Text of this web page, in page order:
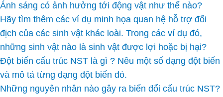
Ánh sáng có ảnh hưởng tới động vật như thế nào?
Hãy tìm thêm các ví dụ minh họa quan hệ hỗ trợ đối
địch của các sinh vật khác loài. Trong các ví dụ đó,
những sinh vật nào là sinh vật được lợi hoặc bị hại?
Đột biến cấu trúc NST là gì ? Nêu một số dạng đột biến
và mô tả từng dạng đột biến đó.
Những nguyên nhân nào gây ra biến đổi cấu trúc NST?